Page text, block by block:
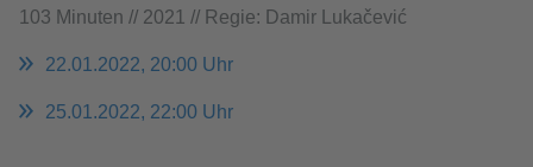
103 Minuten // 2021 // Regie: Damir Lukačević
22.01.2022, 20:00 Uhr
25.01.2022, 22:00 Uhr